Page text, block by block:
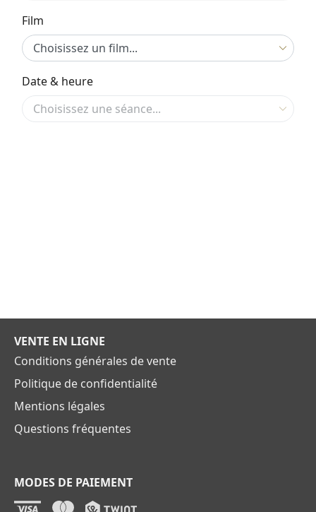
Film
Date & heure
VENTE EN LIGNE
Conditions générales de vente
Politique de confidentialité
Mentions légales
Questions fréquentes
MODES DE PAIEMENT